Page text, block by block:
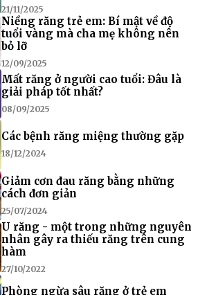
21/11/2025
Niềng răng trẻ em: Bí mật về độ
tuổi vàng mà cha mẹ không nên
bỏ lỡ
12/09/2025
Mất răng ở người cao tuổi: Đâu là
giải pháp tốt nhất?
08/09/2025
Các bệnh răng miệng thường gặp
18/12/2024
Giảm cơn đau răng bằng những
cách đơn giản
25/07/2024
U răng - một trong những nguyên
nhân gây ra thiếu răng trên cung
hàm
27/10/2022
Phòng ngừa sâu răng ở trẻ em